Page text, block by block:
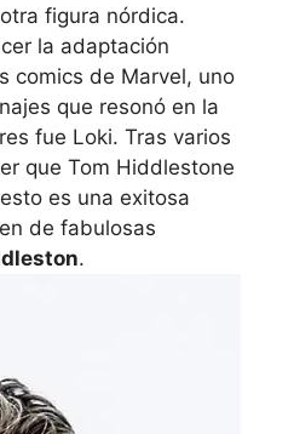
figura nórdica.
la adaptación
comics de Marvel, uno
que resonó en la
fue Loki. Tras varios
que Tom Hiddlestone
es una exitosa
de fabulosas
.